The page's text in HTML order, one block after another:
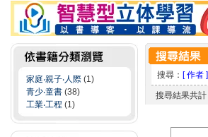
家庭‧親子‧人際 (1)
青少‧童書 (38)
工業‧工程 (1)
搜尋： [ 作者 ]
搜尋結果共計